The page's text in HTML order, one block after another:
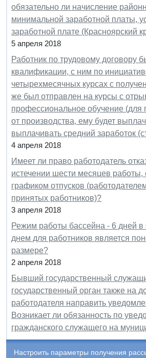
обязательно ли начисление
минимальной заработной платы,
заработной плате (Красноярский
5 апреля 2018
Работник по трудовому договору
квалификации, с ним по
четырехмесячных курсах с
же был отправлен на курсы с
профессиональное обучение
от производства, ему будет
выплачивать средний заработок
4 апреля 2018
Имеет ли право работодатель
истечении шести месяцев работы,
графиком отпусков
принятых работников)?
3 апреля 2018
Режим работы бассейна - 6 дней
днем для работников является
размере?
2 апреля 2018
Бывший государственный
государственный орган также на
работодателя направить
Возникает ли обязанность по
гражданского служащего на
Настроить параметры получения